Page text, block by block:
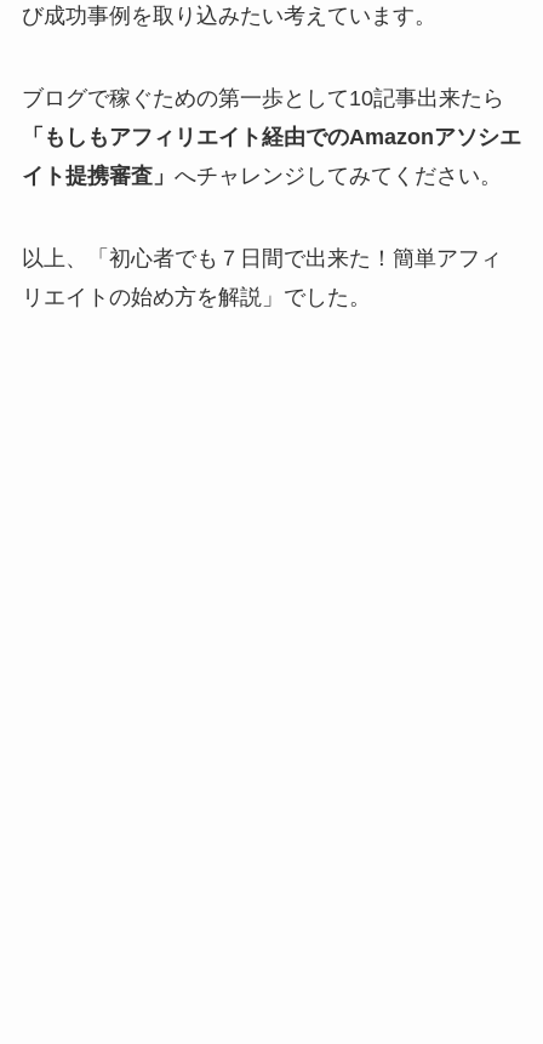
び成功事例を取り込みたい考えています。
ブログで稼ぐための第一歩として10記事出来たら
「もしもアフィリエイト経由でのAmazonアソシエ
イト提携審査」 へチャレンジしてみてください。
以上、「初心者でも７日間で出来た！簡単アフィ
リエイトの始め方を解説」でした。